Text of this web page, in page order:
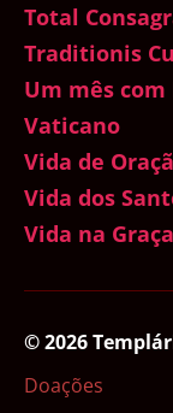
Total
Traditionis
Um mês
Vaticano
Vida de
Vida dos
Vida na Graça
© 2026
Doações